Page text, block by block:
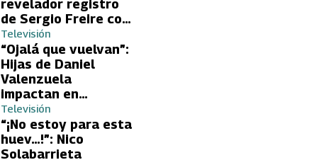
revelador registro
de Sergio Freire con
supuesta nueva
conquista
Televisión
“Ojalá que vuelvan”:
Hijas de Daniel
Valenzuela
impactan en
Volverías con tu Ex
2 con directa
petición a su papá
sobre Yamila Reyna
Televisión
“¡No estoy para esta
huev…!”: Nico
Solabarrieta